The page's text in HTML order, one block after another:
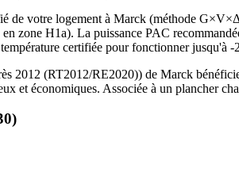
de votre logement à Marck (méthode
zone H1a). La puissance PAC
certifiée pour fonctionner jusqu'à -
2012 (RT2012/RE2020)) de Marck
et économiques. Associée à un plancher
)